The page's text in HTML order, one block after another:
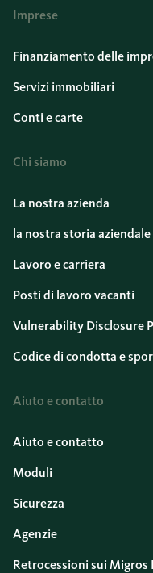
Imprese
Finanziamento delle
Servizi immobiliari
Conti e carte
Chi siamo
La nostra azienda
la nostra storia aziendale
Lavoro e carriera
Posti di lavoro vacanti
Vulnerability Disclosure
Codice di condotta e
Aiuto e contatto
Aiuto e contatto
Moduli
Sicurezza
Agenzie
Retrocessioni sui Migros